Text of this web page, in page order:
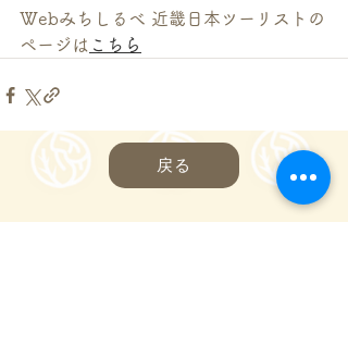
Webみちしるべ 近畿日本ツーリストの
ページは こちら
戻る